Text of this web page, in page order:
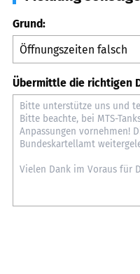
Grund:
Übermittle die richtigen